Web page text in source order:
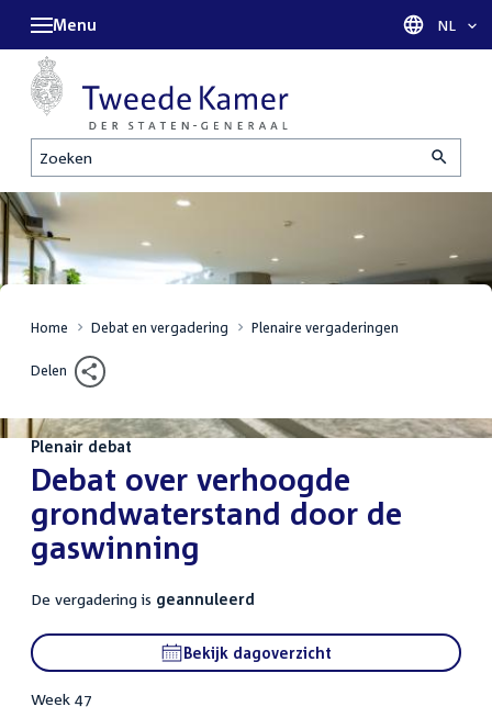
Zoeken
Menu Taal
NL
Home Debat en vergadering Plenaire vergaderingen
Delen
Plenair debat
:Debat over verhoogde
grondwaterstand door de
gaswinning
De vergadering is geannuleerd
Bekijk dagoverzicht
Week 47